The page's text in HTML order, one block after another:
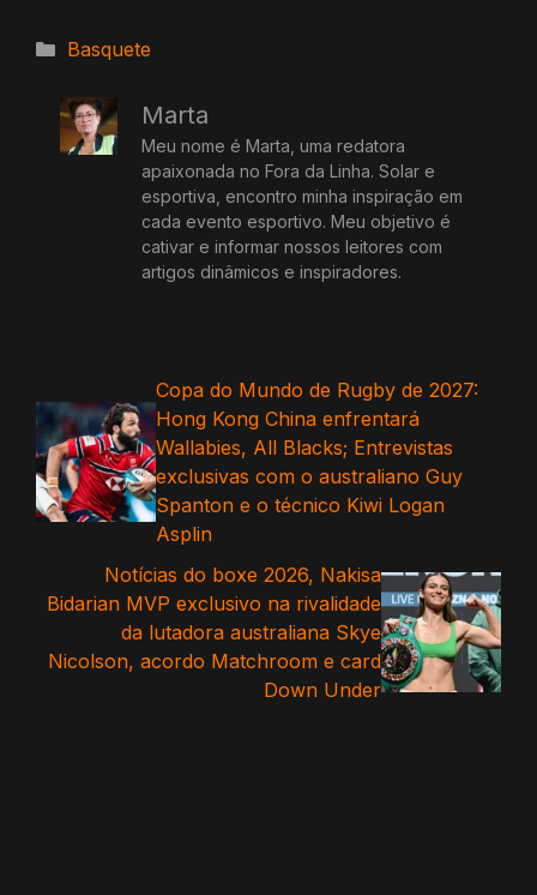
Categorias
Basquete
Marta
Meu nome é Marta, uma redatora
apaixonada no Fora da Linha. Solar e
esportiva, encontro minha inspiração em
cada evento esportivo. Meu objetivo é
cativar e informar nossos leitores com
artigos dinâmicos e inspiradores.
Copa do Mundo de Rugby de 2027:
Hong Kong China enfrentará
Wallabies, All Blacks; Entrevistas
exclusivas com o australiano Guy
Spanton e o técnico Kiwi Logan
Asplin
Notícias do boxe 2026, Nakisa
Bidarian MVP exclusivo na rivalidade
da lutadora australiana Skye
Nicolson, acordo Matchroom e card
Down Under